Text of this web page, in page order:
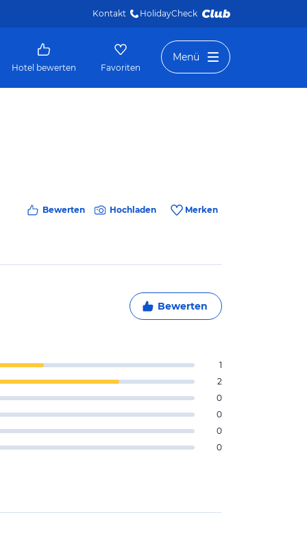
Kontakt HolidayCheck
Hotel bewerten Favoriten
Menü
Bewerten Hochladen Merken
Bewerten
1
2
0
0
0
0